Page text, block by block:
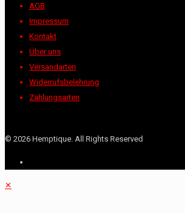
AGB
Impressum
Kontakt
Über uns
Versandarten
Widerrufsbelehrung
Zahlungsarten
© 2026 Hemptique. All Rights Reserved
✕